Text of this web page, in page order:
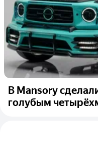
В Mansory
голубым